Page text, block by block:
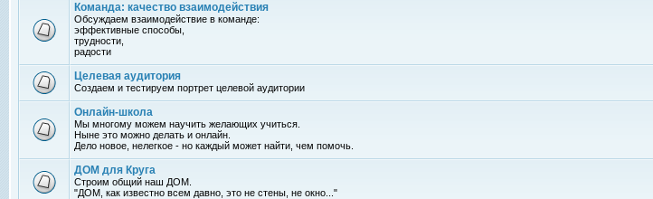
Команда: качество взаимодействия
Обсуждаем взаимодействие в команде:
эффективные способы,
трудности,
радости
Целевая аудитория
Создаем и тестируем портрет целевой аудитории
Онлайн-школа
Мы многому можем научить желающих учиться.
Ныне это можно делать и онлайн.
Дело новое, нелегкое - но каждый может найти, чем помочь.
ДОМ для Круга
Строим общий наш ДОМ.
"ДОМ, как известно всем давно, это не стены, не окно..."